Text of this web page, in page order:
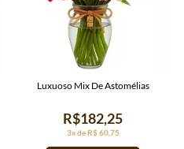
3x de R$ 60,75
R$182,25
Luxuoso Mix De Astomélias